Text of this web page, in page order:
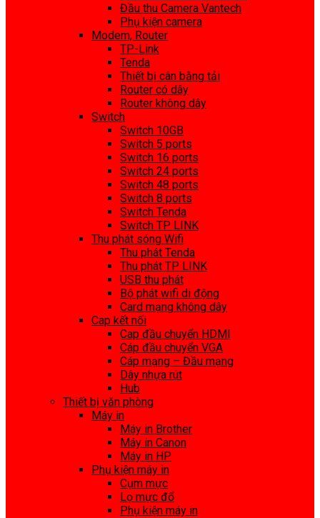
Đầu thu Camera Vantech
Phụ kiện camera
Modem, Router
TP-Link
Tenda
Thiết bị cân bằng tải
Router có dây
Router không dây
Switch
Switch 10GB
Switch 5 ports
Switch 16 ports
Switch 24 ports
Switch 48 ports
Switch 8 ports
Switch Tenda
Switch TP LINK
Thu phát sóng Wifi
Thu phát Tenda
Thu phát TP LINK
USB thu phát
Bộ phát wifi di động
Card mạng không dây
Cap kết nối
Cap đầu chuyển HDMI
Cáp đầu chuyển VGA
Cáp mạng – Đầu mạng
Dây nhựa rút
Hub
Thiết bị văn phòng
Máy in
Máy in Brother
Máy in Canon
Máy in HP
Phụ kiện máy in
Cụm mực
Lọ mực đổ
Phụ kiện máy in